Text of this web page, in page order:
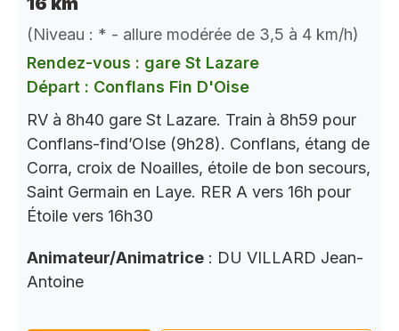
(Niveau : * - allure modérée de 3,5 à 4 km/h)
Rendez-vous : gare St Lazare
Départ : Conflans Fin D'Oise
RV à 8h40 gare St Lazare. Train à 8h59 pour
Conflans-find’OIse (9h28). Conflans, étang de
Corra, croix de Noailles, étoile de bon secours,
Saint Germain en Laye. RER A vers 16h pour
Étoile vers 16h30
Animateur/Animatrice : DU VILLARD Jean-
Antoine